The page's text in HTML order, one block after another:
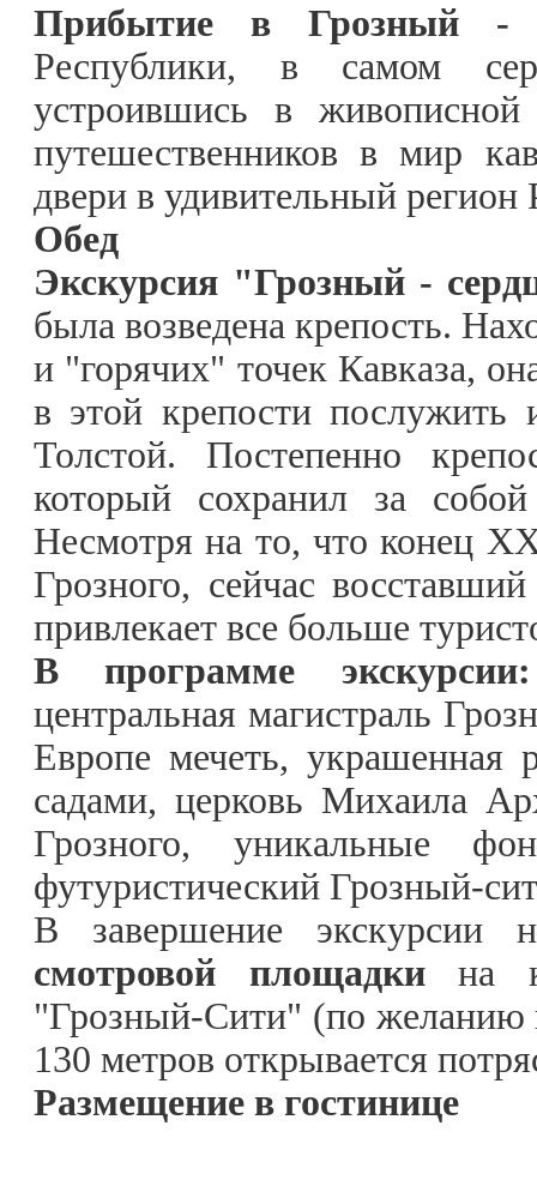
Прибытие в Грозный -
Республики, в самом
устроившись в
путешественников в мир
двери в удивительный регион
Обед
Экскурсия "Грозный -
была возведена крепость.
и "горячих" точек Кавказа,
в этой крепости
Толстой. Постепенно
который сохранил за
Несмотря на то, что конец
Грозного, сейчас
привлекает все больше
В программе
центральная магистраль
Европе мечеть,
садами, церковь Михаила
Грозного, уникальные
футуристический Грозный-
В завершение
смотровой площадкина
"Грозный-Сити" (по желанию
130 метров открывается
Размещение в гостинице